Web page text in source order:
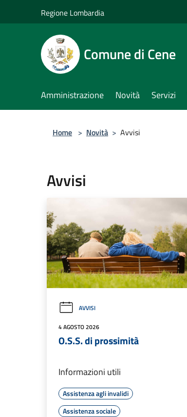
Regione Lombardia
Comune di Cene
Amministrazione Novità Servizi
Home > Novità > Avvisi
Avvisi
AVVISI
4 AGOSTO 2026
O.S.S. di prossimità
Informazioni utili
Assistenza agli invalidi
Assistenza sociale